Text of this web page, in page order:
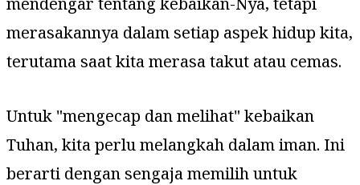
merasakannya dalam setiap aspek hidup kita,
terutama saat kita merasa takut atau cemas.
Untuk "mengecap dan melihat" kebaikan
Tuhan, kita perlu melangkah dalam iman. Ini
berarti dengan sengaja memilih untuk